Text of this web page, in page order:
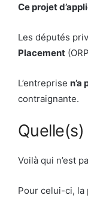
Ce projet
Les députés
Placement
L’entreprise
contraignante.
Voilà qui n’est
Pour celui-ci, la